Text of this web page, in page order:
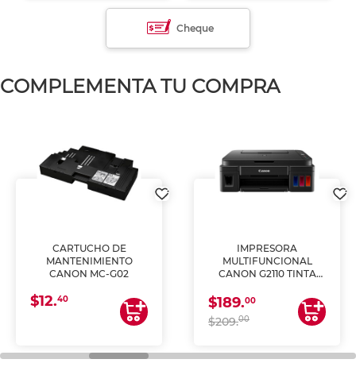
Cheque
COMPLEMENTA TU COMPRA
CARTUCHO DE
MANTENIMIENTO
CANON MC-G02
$12.40
IMPRESORA
MULTIFUNCIONAL
CANON G2110 TINTA
$189.00
$209.00